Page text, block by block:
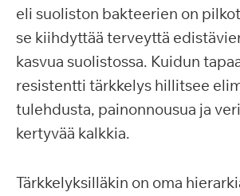
eli suoliston bakteerien on
se kiihdyttää terveyttä
kasvua suolistossa. Kuidun
resistentti tärkkelys hillitsee
tulehdusta, painonnousua ja
kertyvää kalkkia.
Tärkkelyksilläkin on oma